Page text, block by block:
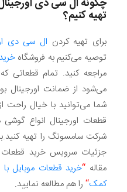
تهیه کنیم؟
برای تهیه کردن ال سی دی
توصیه می‌کنیم به فروشگاه
مراجعه کنید. تمام قطعاتی
می‌شود از ضمانت اورجینال
شما می‌توانید با خیال
قطعات اورجینال انواع
شرکت سامسونگ را تهیه
جزئیات سرویس خرید
مقاله “خرید قطعات موبایل
کمک“ را هم مطالعه نمایید.